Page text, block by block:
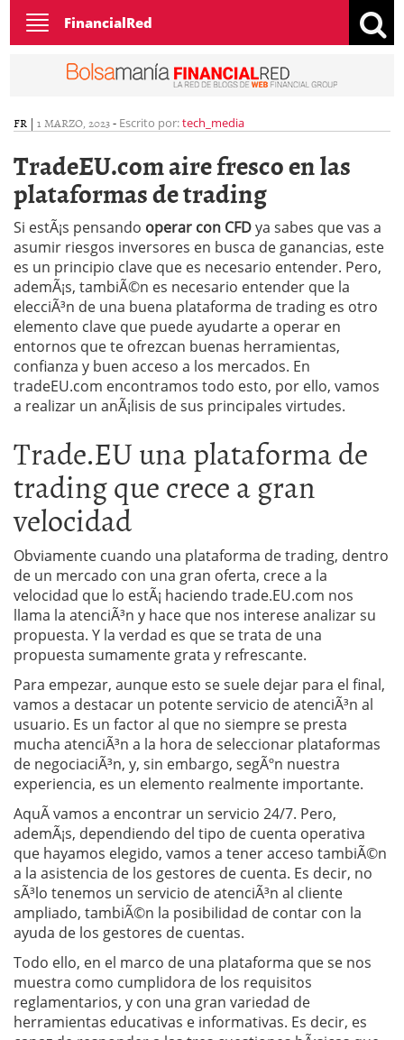
Toggle
navigation
FinancialRed
FR | 1 MARZO, 2023- Escrito por:tech_media
TradeEU.com aire fresco en las
plataformas de trading
Si estÃ¡s pensando operar con CFDya sabes que vas a
asumir riesgos inversores en busca de ganancias, este
es un principio clave que es necesario entender. Pero,
ademÃ¡s, tambiÃ©n es necesario entender que la
elecciÃ³n de una buena plataforma de trading es otro
elemento clave que puede ayudarte a operar en
entornos que te ofrezcan buenas herramientas,
confianza y buen acceso a los mercados. En
tradeEU.com encontramos todo esto, por ello, vamos
a realizar un anÃ¡lisis de sus principales virtudes.
Trade.EU una plataforma de
trading que crece a gran
velocidad
Obviamente cuando una plataforma de trading, dentro
de un mercado con una gran oferta, crece a la
velocidad que lo estÃ¡ haciendo trade.EU.com nos
llama la atenciÃ³n y hace que nos interese analizar su
propuesta. Y la verdad es que se trata de una
propuesta sumamente grata y refrescante.
Para empezar, aunque esto se suele dejar para el final,
vamos a destacar un potente servicio de atenciÃ³n al
usuario. Es un factor al que no siempre se presta
mucha atenciÃ³n a la hora de seleccionar plataformas
de negociaciÃ³n, y, sin embargo, segÃºn nuestra
experiencia, es un elemento realmente importante.
AquÃ­ vamos a encontrar un servicio 24/7. Pero,
ademÃ¡s, dependiendo del tipo de cuenta operativa
que hayamos elegido, vamos a tener acceso tambiÃ©n
a la asistencia de los gestores de cuenta. Es decir, no
sÃ³lo tenemos un servicio de atenciÃ³n al cliente
ampliado, tambiÃ©n la posibilidad de contar con la
ayuda de los gestores de cuentas.
Todo ello, en el marco de una plataforma que se nos
muestra como cumplidora de los requisitos
reglamentarios, y con una gran variedad de
herramientas educativas e informativas. Es decir, es